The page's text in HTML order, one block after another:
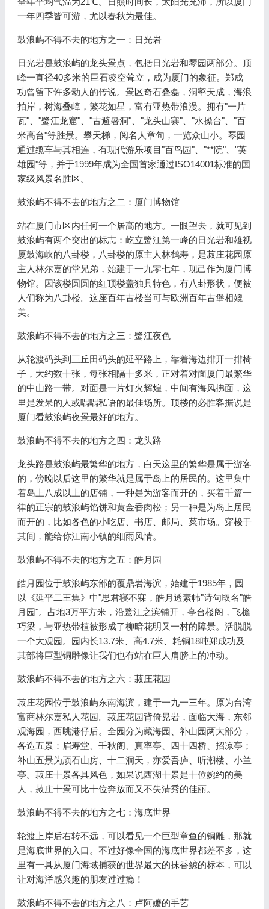
一年四季皆可游，尤以春秋为最佳。
鼓浪屿不得不去的地方之一：日光岩
日光岩是鼓浪屿的龙头景点，包括日光岩和琴园两部分。顶
峰一直径40多米的巨石凌空耸立，成为厦门的象征。郑成
功曾留下许多动人的传说。景区奇石叠磊，洞壑天成，海浪
拍岸，树海叠嶂，繁花如星，富有亚热带浪漫。拥有"一片
瓦"、"鹭江龙窟"、"古避暑洞"、"龙头山寨"、"水操台"、"百
米高台"等胜景。攀天梯，阅名人章句，一览众山小。琴园
通过缆车与其相连，有现代游乐项目"百鸟园"、"**院"、"英
雄园"等，并于1999年成为全国首家通过ISO14001标准的国
家级风景名胜区。
鼓浪屿不得不去的地方之二：厦门博物馆
站在厦门市区内任何一个居高的地方。一眼望去，就可见到
鼓浪屿有两个突出的标志：屹立鹭江第一峰的日光岩和雄视
厦鼓海峡的八卦楼，八卦楼的原主人林鹤寿，是菽庄花园原
主人林尔嘉的堂兄弟，始建于一九零七年，现己作为厦门博
物馆。因该楼圆圆的红顶楼盖独具特色，有八卦形状，便被
人们称为八卦楼。这座百年古楼当可与欧洲百年古堡相媲
美。
鼓浪屿不得不去的地方之三：鹭江夜色
从轮渡码头到三丘田码头的延平路上，靠着海边排开一排椅
子，大约数十张，每张相隔十多米，正对着对面厦门最繁华
的中山路一带。对面是一片灯火辉煌，中间有海风拂面，这
里是发呆的人或喁喁私语的最佳场所。顶楼的必胜客据说是
厦门看鼓浪屿夜景最好的地方。
鼓浪屿不得不去的地方之四：龙头路
龙头路是鼓浪屿最繁华的地方，白天这里的繁华是属于游客
的，傍晚以后这里的繁华就是属于岛上的居民的。这里集中
着岛上八成以上的店铺，一种是为游客而开的，买着千篇一
律的正宗的鼓浪屿馅饼和黄金香肉松；另一种是为岛上居民
而开的，比如各色的小吃店、书店、邮局、菜市场。穿梭于
其间，能给你江南小镇的细雨风情。
鼓浪屿不得不去的地方之五：皓月园
皓月园位于鼓浪屿东部的覆鼎岩海滨，始建于1985年，园
以《延平二王集》中"思君寝不寐，皓月透素帏"诗句取名"皓
月园"。占地3万平方米，沿鹭江之滨铺开，亭台楼阁，飞檐
巧梁，与亚热带植被形成了柳暗花明又一村的障景。活脱脱
一个大观园。园内长13.7米、高4.7米、耗铜18吨郑成功及
其部将巨型铜雕像让我们也有站在巨人肩膀上的冲动。
鼓浪屿不得不去的地方之六：菽庄花园
菽庄花园位于鼓浪屿东南海滨，建于一九一三年。原为台湾
富商林尔嘉私人花园。菽庄花园背倚晃岩，面临大海，东邻
观海园，西眺港仔后。全园分为藏海园、补山园两大部分，
各造五景：眉寿堂、壬秋阁、真率亭、四十四桥、招凉亭；
补山五景为顽石山房、十二洞天，亦爱吾庐、听潮楼、小兰
亭。菽庄十景各具风色，如果说西湖十景是十位婉约的美
人，菽庄十景可比十位奔放而又不失清秀的佳丽。
鼓浪屿不得不去的地方之七：海底世界
轮渡上岸后右转不远，可以看见一个巨型章鱼的铜雕，那就
是海底世界的入口。不过好像全国的海底世界都差不多，这
里有一具从厦门海域捕获的世界最大的抹香鲸的标本，可以
让对海洋感兴趣的朋友过过瘾！
鼓浪屿不得不去的地方之八：卢阿嬷的手艺